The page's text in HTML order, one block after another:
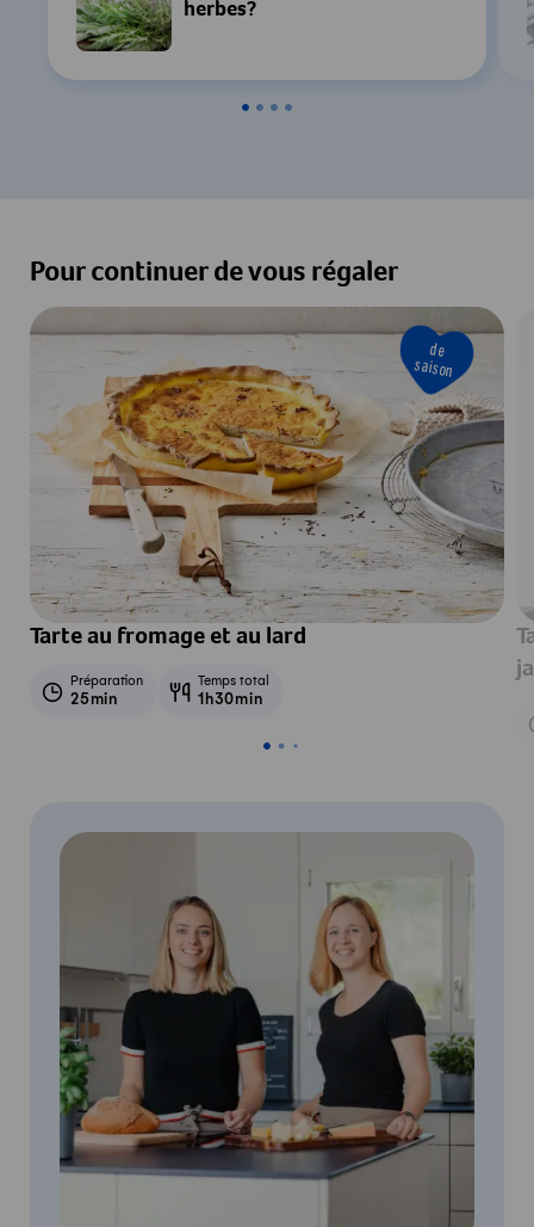
Accepter & Afficher
herbes?
Pour continuer de vous régaler
de
saison
Tarte au fromage et au lard
Préparation
25min
Temps total
1h30min